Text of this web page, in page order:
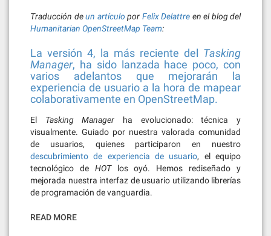
Traducción deun artículo por Felix Delattre en el blog del
Humanitarian OpenStreetMap Team:
La versión 4, la más reciente del Tasking
Manager, ha sido lanzada hace poco, con
varios adelantos que mejorarán la
experiencia de usuario a la hora de mapear
colaborativamente en OpenStreetMap.
El Tasking Manager ha evolucionado: técnica y
visualmente. Guiado por nuestra valorada comunidad
de usuarios, quienes participaron en nuestro
descubrimiento de experiencia de usuario, el equipo
tecnológico de HOTlos oyó. Hemos rediseñado y
mejorada nuestra interfaz de usuario utilizando librerías
de programación de vanguardia.
READ MORE